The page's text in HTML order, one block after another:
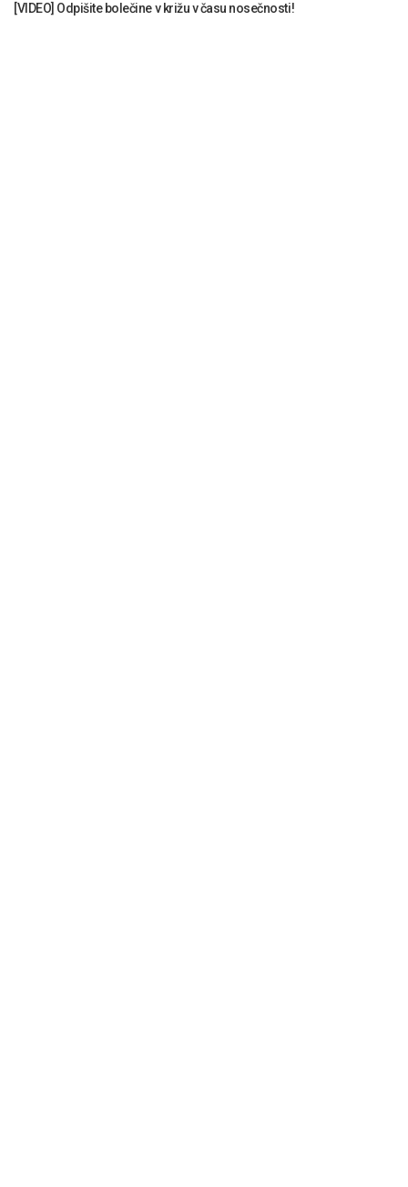
[VIDEO] Odpišite bolečine v križu v času nosečnosti!